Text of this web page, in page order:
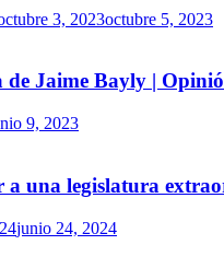
3, 2023octubre 5, 2023
de Jaime Bayly |
9, 2023
a una legislatura
junio 24, 2024